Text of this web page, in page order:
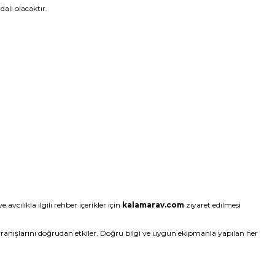
olacaktır.
avcılıkla ilgili rehber içerikler için kalamarav.com ziyaret edilmesi
doğrudan etkiler. Doğru bilgi ve uygun ekipmanla yapılan her